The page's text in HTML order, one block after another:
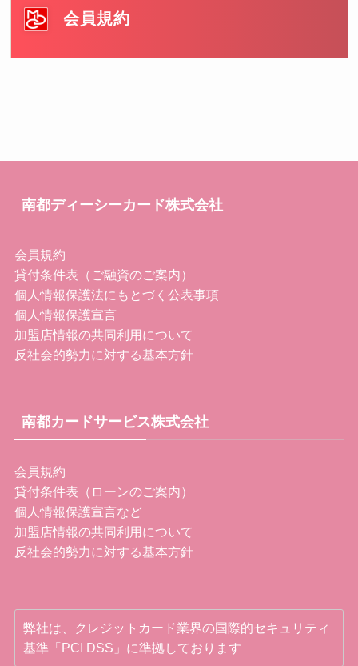
会員規約
南都ディーシーカード株式会社
会員規約
貸付条件表（ご融資のご案内）
個人情報保護法にもとづく公表事項
個人情報保護宣言
加盟店情報の共同利用について
反社会的勢力に対する基本方針
南都カードサービス株式会社
会員規約
貸付条件表（ローンのご案内）
個人情報保護宣言など
加盟店情報の共同利用について
反社会的勢力に対する基本方針
弊社は、クレジットカード業界の国際的セキュリティ
基準「PCI DSS」に準拠しております